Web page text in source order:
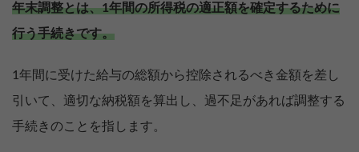
年末調整とは、1年間の所得税の適正額を確定するために
行う手続きです。
1年間に受けた給与の総額から控除されるべき金額を差し
引いて、適切な納税額を算出し、過不足があれば調整する
手続きのことを指します。